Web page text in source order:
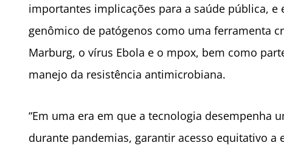
importantes implicações para a saúde pública,
genômico de patógenos como uma ferramenta
Marburg, o vírus Ebola e o mpox, bem como
manejo da resistência antimicrobiana.
“Em uma era em que a tecnologia desempenha
durante pandemias, garantir acesso equitativo a